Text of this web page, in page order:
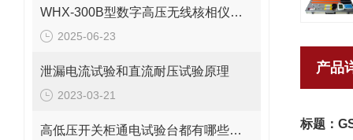
WHX-300B型数字高压无线核相仪有哪些种类
2025-06-23
泄漏电流试验和直流耐压试验原理
2023-03-21
高低压开关柜通电试验台都有哪些其操作方法
产品
标题：